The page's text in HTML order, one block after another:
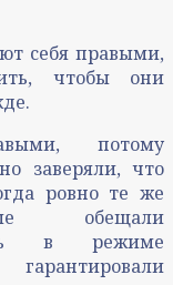
себя правыми,
чтобы они
потому
заверяли, что
ровно те же
обещали
в режиме